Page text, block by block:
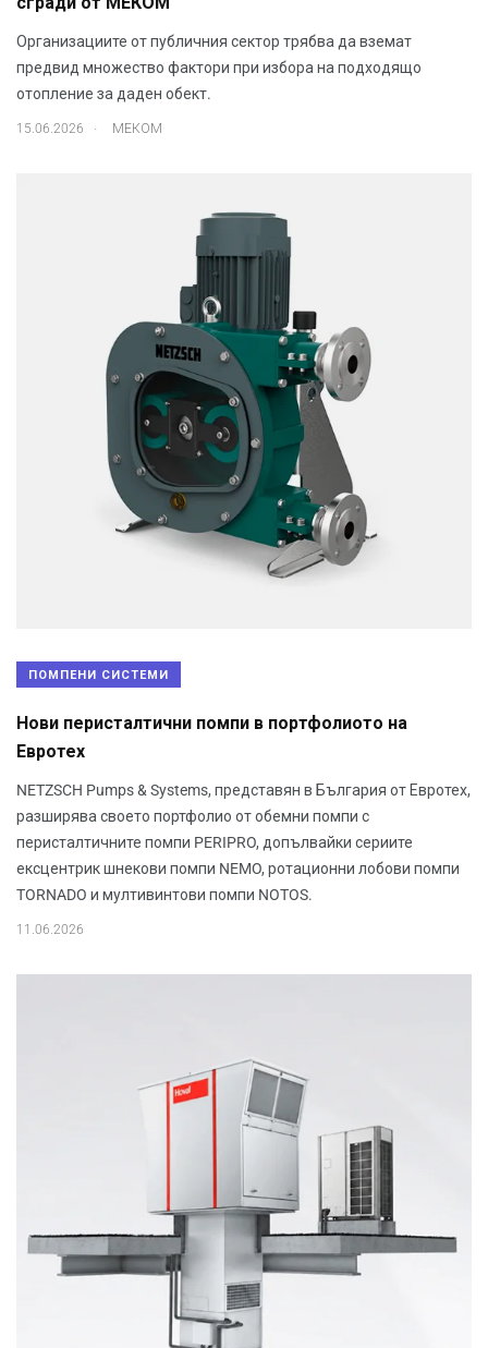
Организациите от публичния сектор трябва да вземат
предвид множество фактори при избора на подходящо
отопление за даден обект.
15.06.2026 . МЕКОМ
ПОМПЕНИ СИСТЕМИ
Нови перисталтични помпи в портфолиото на
Евротех
NETZSCH Pumps & Systems, представян в България от Евротех,
разширява своето портфолио от обемни помпи с
перисталтичните помпи PERIPRO, допълвайки сериите
ексцентрик шнекови помпи NEMO, ротационни лобови помпи
TORNADO и мултивинтови помпи NOTOS.
11.06.2026